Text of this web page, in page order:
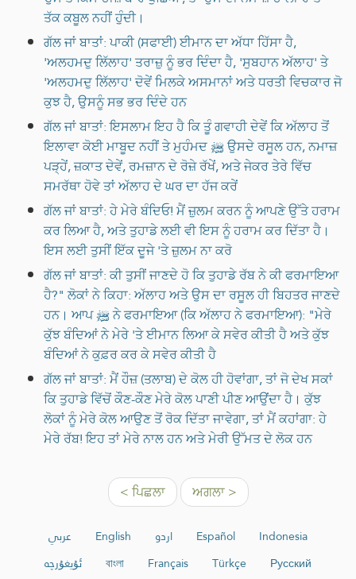
ਤੱਕ ਕਬੂਲ ਨਹੀਂ ਹੁੰਦੀ।
ਗੱਲ ਜਾਂ ਬਾਤਾਂ: ਪਾਕੀ (ਸਫਾਈ) ਈਮਾਨ ਦਾ ਅੱਧਾ ਹਿੱਸਾ ਹੈ,
'ਅਲਹਮਦੁ ਲਿੱਲਾਹ' ਤਰਾਜ਼ੁ ਨੂੰ ਭਰ ਦਿੰਦਾ ਹੈ, 'ਸੁਬਹਾਨ ਅੱਲਾਹ' ਤੇ
'ਅਲਹਮਦੁ ਲਿੱਲਾਹ' ਦੋਵੇਂ ਮਿਲਕੇ ਅਸਮਾਨਾਂ ਅਤੇ ਧਰਤੀ ਵਿਚਕਾਰ ਜੋ
ਕੁਝ ਹੈ, ਉਸਨੂੰ ਸਭ ਭਰ ਦਿੰਦੇ ਹਨ
ਗੱਲ ਜਾਂ ਬਾਤਾਂ: ਇਸਲਾਮ ਇਹ ਹੈ ਕਿ ਤੂੰ ਗਵਾਹੀ ਦੇਵੇਂ ਕਿ ਅੱਲਾਹ ਤੋਂ
ਇਲਾਵਾ ਕੋਈ ਮਾਬੂਦ ਨਹੀਂ ਤੇ ਮੁਹੰਮਦ ﷺ ਉਸਦੇ ਰਸੂਲ ਹਨ, ਨਮਾਜ਼
ਪੜ੍ਹੇਂ, ਜ਼ਕਾਤ ਦੇਵੇਂ, ਰਮਜ਼ਾਨ ਦੇ ਰੋਜ਼ੇ ਰੱਖੇਂ, ਅਤੇ ਜੇਕਰ ਤੇਰੇ ਵਿੱਚ
ਸਮਰੱਥਾ ਹੋਵੇ ਤਾਂ ਅੱਲਾਹ ਦੇ ਘਰ ਦਾ ਹੱਜ ਕਰੇਂ
ਗੱਲ ਜਾਂ ਬਾਤਾਂ: ਹੇ ਮੇਰੇ ਬੰਦਿਓ! ਮੈਂ ਜ਼ੁਲਮ ਕਰਨ ਨੂੰ ਆਪਣੇ ਉੱਤੇ ਹਰਾਮ
ਕਰ ਲਿਆ ਹੈ, ਅਤੇ ਤੁਹਾਡੇ ਲਈ ਵੀ ਇਸ ਨੂੰ ਹਰਾਮ ਕਰ ਦਿੱਤਾ ਹੈ।
ਇਸ ਲਈ ਤੁਸੀਂ ਇੱਕ ਦੂਜੇ 'ਤੇ ਜ਼ੁਲਮ ਨਾ ਕਰੋ
ਗੱਲ ਜਾਂ ਬਾਤਾਂ: ਕੀ ਤੁਸੀਂ ਜਾਣਦੇ ਹੋ ਕਿ ਤੁਹਾਡੇ ਰੱਬ ਨੇ ਕੀ ਫਰਮਾਇਆ
ਹੈ?" ਲੋਕਾਂ ਨੇ ਕਿਹਾ: ਅੱਲਾਹ ਅਤੇ ਉਸ ਦਾ ਰਸੂਲ ਹੀ ਬਿਹਤਰ ਜਾਣਦੇ
ਹਨ। ਆਪ ﷺ ਨੇ ਫਰਮਾਇਆ (ਕਿ ਅੱਲਾਹ ਨੇ ਫਰਮਾਇਆ): "ਮੇਰੇ
ਕੁੱਝ ਬੰਦਿਆਂ ਨੇ ਮੇਰੇ 'ਤੇ ਈਮਾਨ ਲਿਆ ਕੇ ਸਵੇਰ ਕੀਤੀ ਹੈ ਅਤੇ ਕੁੱਝ
ਬੰਦਿਆਂ ਨੇ ਕੁਫ਼ਰ ਕਰ ਕੇ ਸਵੇਰ ਕੀਤੀ ਹੈ
ਗੱਲ ਜਾਂ ਬਾਤਾਂ: ਮੈਂ ਹੌਜ਼ (ਤਲਾਬ) ਦੇ ਕੋਲ ਹੀ ਹੋਵਾਂਗਾ, ਤਾਂ ਜੋ ਦੇਖ ਸਕਾਂ
ਕਿ ਤੁਹਾਡੇ ਵਿੱਚੋਂ ਕੌਣ-ਕੌਣ ਮੇਰੇ ਕੋਲ ਪਾਣੀ ਪੀਣ ਆਉਂਦਾ ਹੈ। ਕੁੱਝ
ਲੋਕਾਂ ਨੂੰ ਮੇਰੇ ਕੋਲ ਆਉਣ ਤੋਂ ਰੋਕ ਦਿੱਤਾ ਜਾਵੇਗਾ, ਤਾਂ ਮੈਂ ਕਹਾਂਗਾ: ਹੇ
ਮੇਰੇ ਰੱਬ! ਇਹ ਤਾਂ ਮੇਰੇ ਨਾਲ ਹਨ ਅਤੇ ਮੇਰੀ ਉੱਮਤ ਦੇ ਲੋਕ ਹਨ
< ਪਿਛਲਾ ਅਗਲਾ >
عربي English اردو Español
Indonesia
ئۇيغۇرچە
বাংলা Français Türkçe
Русский